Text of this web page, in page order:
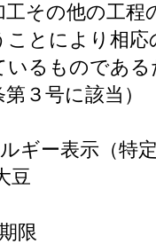
工その他の工程
ことにより相応
いるものである
３号に該当）
ギー表示（特定
豆
限